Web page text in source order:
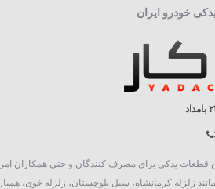
خودرو ایران
تا خرید آنلاین قطعات یدکی برای مصرف کنندگان و حتی
زلزله کرمانشاه، سیل بلوچستان، زلزله خوی،